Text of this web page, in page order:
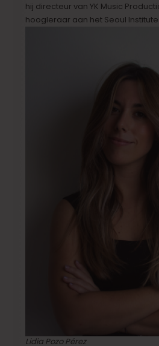
hij directeur van YK Music
hoogleraar aan het Seoul Institute
Lidia Pozo Pérez